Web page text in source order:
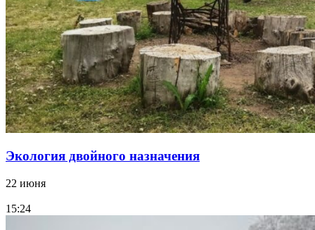
Экология двойного назначения
22 июня
15:24